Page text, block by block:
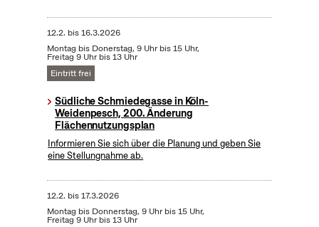
12.2. bis16.3.2026
Montag bis Donerstag, 9 Uhr bis 15 Uhr,
Freitag 9 Uhr bis 13 Uhr
Eintritt frei
Südliche Schmiedegasse in Köln-
Weidenpesch, 200. Änderung
Flächennutzungsplan
Informieren Sie sich über die Planung und geben Sie
eine Stellungnahme ab.
12.2. bis17.3.2026
Montag bis Donnerstag, 9 Uhr bis 15 Uhr,
Freitag 9 Uhr bis 13 Uhr